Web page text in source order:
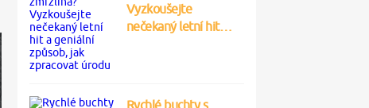
Vyzkoušejte
nečekaný letní hit…
Rychlé buchty s